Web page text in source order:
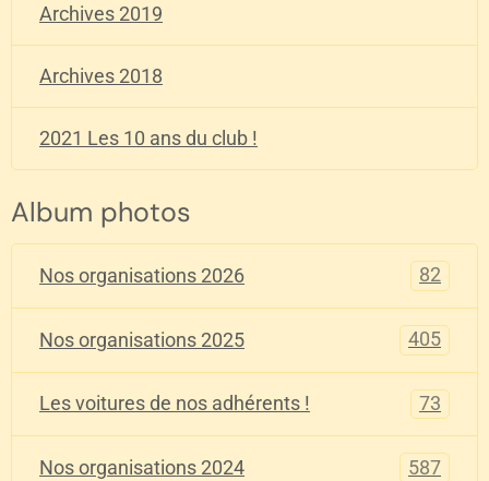
Archives 2019
Archives 2018
2021 Les 10 ans du club !
Album photos
Nos organisations 2026 82
Nos organisations 2025 405
Les voitures de nos adhérents ! 73
Nos organisations 2024 587